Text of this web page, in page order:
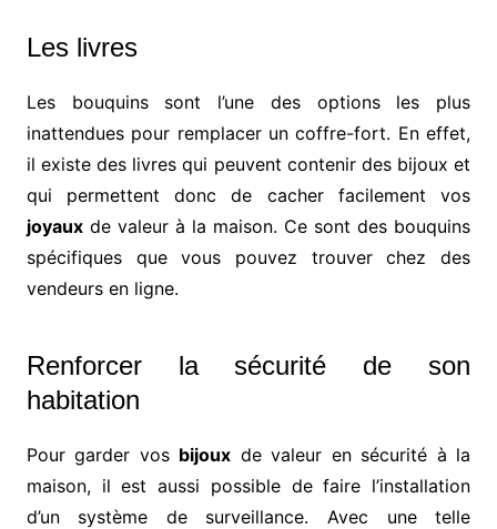
Les livres
Les bouquins sont l’une des options les plus
inattendues pour remplacer un coffre-fort. En effet,
il existe des livres qui peuvent contenir des bijoux et
qui permettent donc de cacher facilement vos
joyauxde valeur à la maison. Ce sont des bouquins
spécifiques que vous pouvez trouver chez des
vendeurs en ligne.
Renforcer la sécurité de son
habitation
Pour garder vos bijoux de valeur en sécurité à la
maison, il est aussi possible de faire l’installation
d’un système de surveillance. Avec une telle